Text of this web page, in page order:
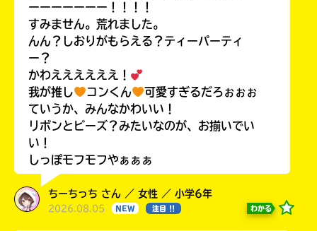
ーーーーーーー！！！！
すみません。荒れました。
んん？しおりがもらえる？ティーパーティ
ー？
かわええええええ！
我が推し
コンくん
可愛すぎるだろぉぉぉ
ていうか、みんなかわいい！
リボンとビーズ？みたいなのが、お揃いでい
い！
しっぽモフモフやぁぁぁ
ちーちっち さん ／ 女性 ／ 小学6年
2026.08.05 NEW 注目 !! わかる